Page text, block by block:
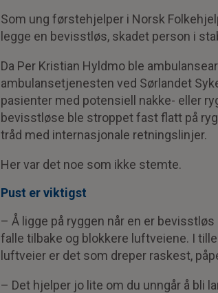
Som ung førstehjelper i Norsk
legge en bevisstløs, skadet person i
Da Per Kristian Hyldmo ble
ambulansetjenesten ved Sørlandet
pasienter med potensiell nakke- eller
bevisstløse ble stroppet fast flatt på
tråd med internasjonale retningslinjer.
Her var det noe som ikke stemte.
Pust er viktigst
– Å ligge på ryggen når en er
falle tilbake og blokkere luftveiene. I
luftveier er det som dreper raskest,
– Det hjelper jo lite om du unngår å bli